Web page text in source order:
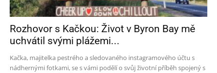
Rozhovor s Kačkou: Život v Byron Bay mě
uchvátil svými plážemi...
Kačka, majitelka pestrého a sledovaného instagramového účtu s
nádhernými fotkami, se s vámi podělí o svůj životní příběh spojený s